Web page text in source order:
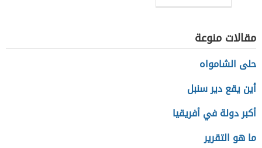
مقالات منوعة
حلى الشامواه
أين يقع دير سنبل
أكبر دولة في أفريقيا
ما هو التقرير